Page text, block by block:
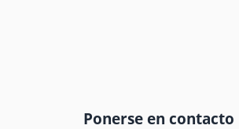
Ponerse en contacto